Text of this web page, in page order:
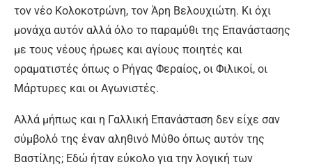
τον νέο Κολοκοτρώνη, τον Άρη Βελουχιώτη. Κι όχι
μονάχα αυτόν αλλά όλο το παραμύθι της Επανάστασης
με τους νέους ήρωες και αγίους ποιητές και
οραματιστές όπως ο Ρήγας Φεραίος, οι Φιλικοί, οι
Μάρτυρες και οι Αγωνιστές.
Αλλά μήπως και η Γαλλική Επανάσταση δεν είχε σαν
σύμβολό της έναν αληθινό Μύθο όπως αυτόν της
Βαστίλης; Εδώ ήταν εύκολο για την λογική των